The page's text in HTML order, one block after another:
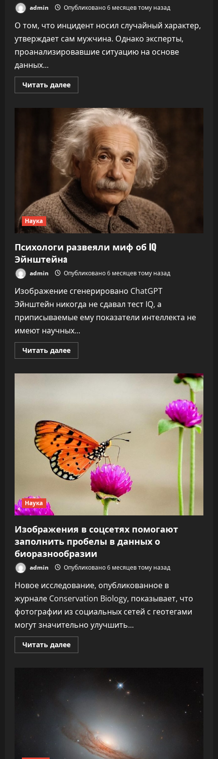
admin Опубликовано 6 месяцев тому назад
О том, что инцидент носил случайный характер,
утверждает сам мужчина. Однако эксперты,
проанализировавшие ситуацию на основе
данных...
Читать далееПрочитать
больше
случайно
взломал
тысячи
умных
пылесосов
Наука
Психологи развеяли миф об IQ
Эйнштейнa
admin Опубликовано 6 месяцев тому назад
Изображение сгенерировано ChatGPT
Эйнштейн никогда не сдавал тест IQ, а
приписываемые ему показатели интеллекта не
имеют научных...
Читать далееПрочитать
больше
Наука
Изображения в соцсетях помогают
заполнить пробелы в данных о
биоразнообразии
admin Опубликовано 6 месяцев тому назад
Новое исследование, опубликованное в
журнале Conservation Biology, показывает, что
фотографии из социальных сетей с геотегами
могут значительно улучшить...
Читать далееПрочитать
больше
соцсетях
заполнить
биоразнообразии